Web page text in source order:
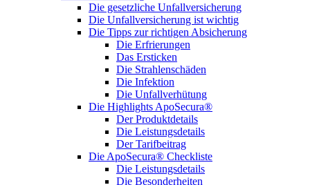
Die gesetzliche Unfallversicherung
Die Unfallversicherung ist wichtig
Die Tipps zur richtigen Absicherung
Die Erfrierungen
Das Ersticken
Die Strahlenschäden
Die Infektion
Die Unfallverhütung
Die Highlights ApoSecura®
Der Produktdetails
Die Leistungsdetails
Der Tarifbeitrag
Die ApoSecura® Checkliste
Die Leistungsdetails
Die Besonderheiten